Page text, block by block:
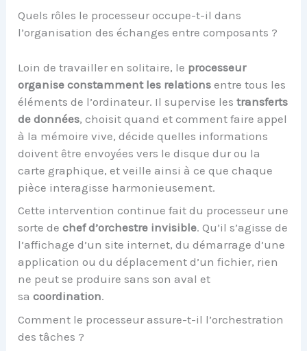
Quels rôles le processeur occupe-t-il dans
l’organisation des échanges entre composants ?
Loin de travailler en solitaire, le processeur
organise constamment les relations entre tous les
éléments de l’ordinateur. Il supervise lestransferts
de données, choisit quand et comment faire appel
à la mémoire vive, décide quelles informations
doivent être envoyées vers le disque dur ou la
carte graphique, et veille ainsi à ce que chaque
pièce interagisse harmonieusement.
Cette intervention continue fait du processeur une
sorte dechef d’orchestre invisible. Qu’il s’agisse de
l’affichage d’un site internet, du démarrage d’une
application ou du déplacement d’un fichier, rien
ne peut se produire sans son aval et
sacoordination.
Comment le processeur assure-t-il l’orchestration
des tâches ?